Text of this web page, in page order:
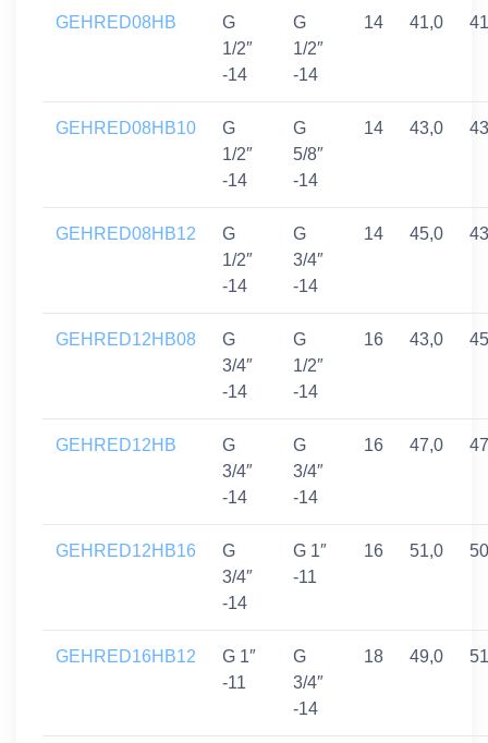
GEHRED08HB
G
1/2″
-14
G
1/2″
-14
14 41,0 41
GEHRED08HB10
G
1/2″
-14
G
5/8″
-14
14 43,0 43
GEHRED08HB12
G
1/2″
-14
G
3/4″
-14
14 45,0 43
GEHRED12HB08
G
3/4″
-14
G
1/2″
-14
16 43,0 45
GEHRED12HB
G
3/4″
-14
G
3/4″
-14
16 47,0 47
GEHRED12HB16
G
3/4″
-14
G 1″
-11
16 51,0 50
GEHRED16HB12
G 1″
-11
G
3/4″
-14
18 49,0 51